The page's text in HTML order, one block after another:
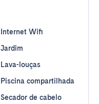
Internet Wifi
Jardim
Lava-louças
Piscina compartilhada
Secador de cabelo